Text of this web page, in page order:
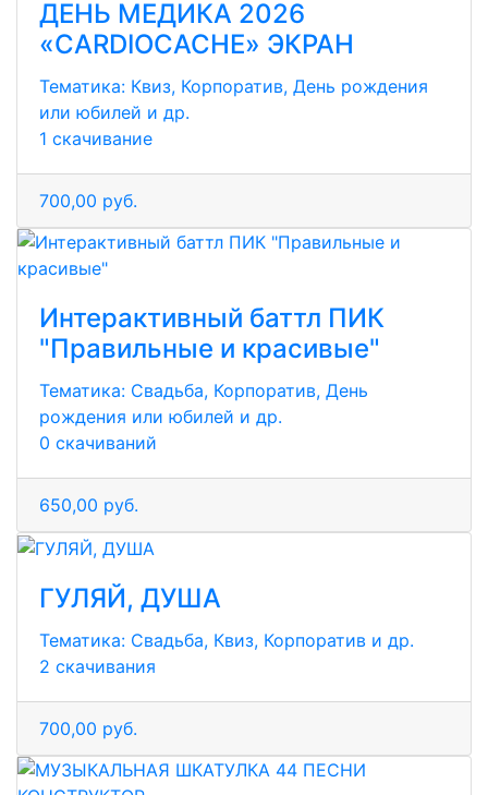
ДЕНЬ МЕДИКА 2026
«CARDIOCACHE» ЭКРАН
Тематика: Квиз, Корпоратив, День рождения
или юбилей и др.
1 скачивание
700,00 руб.
Интерактивный баттл ПИК
"Правильные и красивые"
Тематика: Свадьба, Корпоратив, День
рождения или юбилей и др.
0 скачиваний
650,00 руб.
ГУЛЯЙ, ДУША
Тематика: Свадьба, Квиз, Корпоратив и др.
2 скачивания
700,00 руб.